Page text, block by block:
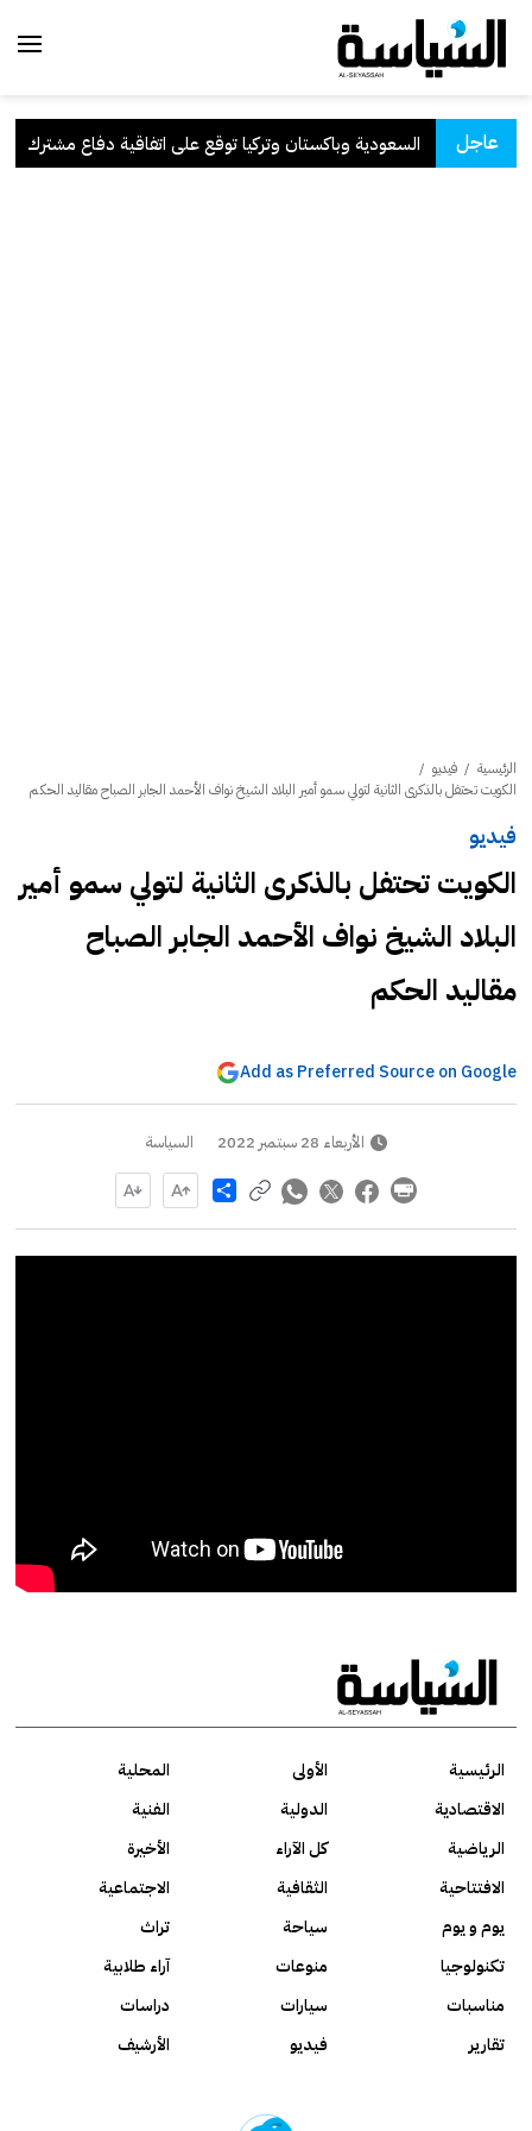
عاجل السعودية وباكستان وتركيا توقع على اتفاقية دفاع مشترك
الرئيسية / فيديو /
الكويت تحتفل بالذكرى الثانية لتولي سمو أمير البلاد الشيخ نواف الأحمد الجابر الصباح مقاليد الحكم
فيديو
الكويت تحتفل بالذكرى الثانية لتولي سمو أمير
البلاد الشيخ نواف الأحمد الجابر الصباح
مقاليد الحكم
Add as Preferred Source on Google
الأربعاء 28 سبتمبر 2022 السياسة
Share
الرئيسية الأولى
المحلية
الاقتصادية
الدولية
الفنية
الرياضية
كل الآراء
الأخيرة
الافتتاحية
الثقافية
الاجتماعية
يوم و يوم
سياحة
تراث
تكنولوجيا
منوعات
آراء طلابية
مناسبات
سيارات
دراسات
تقارير
فيديو الأرشيف